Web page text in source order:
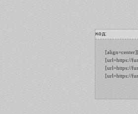
код:
[url=https://
[url=https://
[url=https://